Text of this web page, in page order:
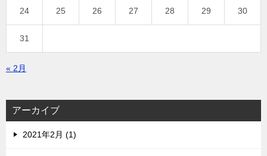
24 25 26 27 28 29 30
31
« 2月
アーカイブ
2021年2月 (1)